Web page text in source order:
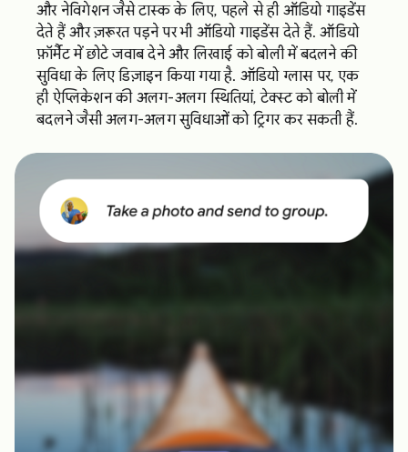
और नेविगेशन जैसे टास्क के लिए, पहले से ही ऑडियो गाइडेंस
देते हैं और ज़रूरत पड़ने पर भी ऑडियो गाइडेंस देते हैं. ऑडियो
फ़ॉर्मैट में छोटे जवाब देने और लिखाई को बोली में बदलने की
सुविधा के लिए डिज़ाइन किया गया है. ऑडियो ग्लास पर, एक
ही ऐप्लिकेशन की अलग-अलग स्थितियां, टेक्स्ट को बोली में
बदलने जैसी अलग-अलग सुविधाओं को ट्रिगर कर सकती हैं.